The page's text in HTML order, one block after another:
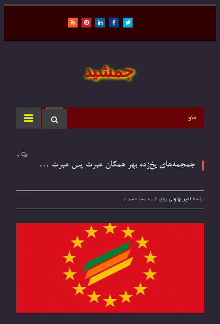
Twitter
Facebook
LinkedIn
Pinterest
RSS
جمشید
منو
جمجمه‌های یخ‌زده بهر همگان عبرت پس عبرت …
توسط امیر بهلولی روی 2026-01-31